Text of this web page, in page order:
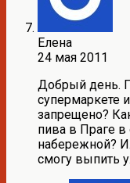
Елена
24 мая 2011
Добрый день.
супермаркете
запрещено?
пива в Праге в
набережной?
смогу выпить